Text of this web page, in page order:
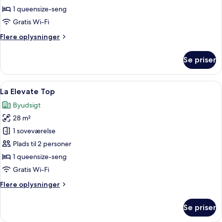
Elevate
1 queensize-seng
Gratis Wi-Fi
Flere oplysninger
Flere
Elevate
Se priser
Indlæs
alle
billeder
af
La
Elevate
Top
Et moderne hotelværelse med en
4
La Elevate Top
Byudsigt
28 m²
1 soveværelse
Plads til 2 personer
1 queensize-seng
Gratis Wi-Fi
Flere oplysninger
Flere
Elevate
Se priser